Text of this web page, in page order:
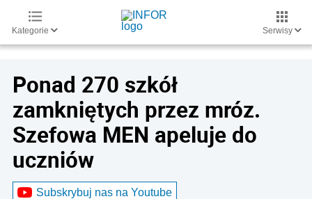
Kategorie Serwisy
Ponad 270 szkół
zamkniętych przez mróz.
Szefowa MEN apeluje do
uczniów
Subskrybuj nas na Youtube